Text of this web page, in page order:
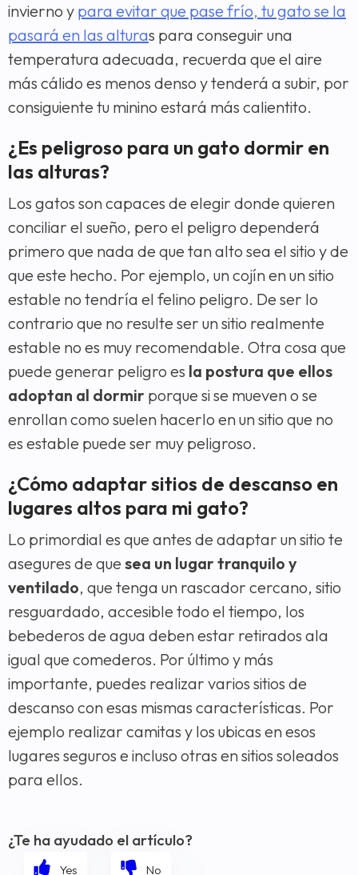
invierno y para evitar que pase frío, tu gato se la
pasará en las alturas para conseguir una
temperatura adecuada, recuerda que el aire
más cálido es menos denso y tenderá a subir, por
consiguiente tu minino estará más calientito.
¿Es peligroso para un gato dormir en
las alturas?
Los gatos son capaces de elegir donde quieren
conciliar el sueño, pero el peligro dependerá
primero que nada de que tan alto sea el sitio y de
que este hecho. Por ejemplo, un cojín en un sitio
estable no tendría el felino peligro. De ser lo
contrario que no resulte ser un sitio realmente
estable no es muy recomendable. Otra cosa que
puede generar peligro es la postura que ellos
adoptan al dormir porque si se mueven o se
enrollan como suelen hacerlo en un sitio que no
es estable puede ser muy peligroso.
¿Cómo adaptar sitios de descanso en
lugares altos para mi gato?
Lo primordial es que antes de adaptar un sitio te
asegures de que sea un lugar tranquilo y
ventilado, que tenga un rascador cercano, sitio
resguardado, accesible todo el tiempo, los
bebederos de agua deben estar retirados ala
igual que comederos. Por último y más
importante, puedes realizar varios sitios de
descanso con esas mismas características. Por
ejemplo realizar camitas y los ubicas en esos
lugares seguros e incluso otras en sitios soleados
para ellos.
¿Te ha ayudado el artículo?